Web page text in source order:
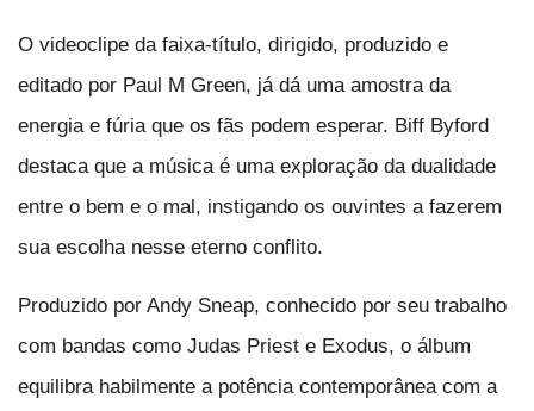
O videoclipe da faixa-título, dirigido, produzido e
editado por Paul M Green, já dá uma amostra da
energia e fúria que os fãs podem esperar. Biff Byford
destaca que a música é uma exploração da dualidade
entre o bem e o mal, instigando os ouvintes a fazerem
sua escolha nesse eterno conflito.
Produzido por Andy Sneap, conhecido por seu trabalho
com bandas como Judas Priest e Exodus, o álbum
equilibra habilmente a potência contemporânea com a